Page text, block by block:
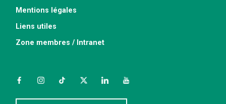
Mentions légales
Liens utiles
Zone membres / Intranet
FacebookInstagramTikTokTwitterLinkedInYouTube